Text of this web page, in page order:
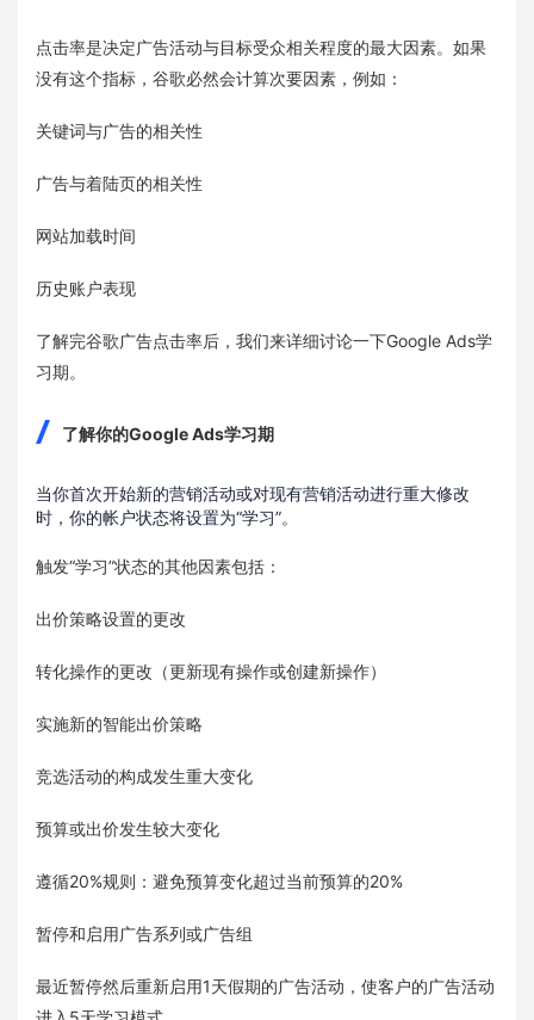
点击率是决定广告活动与目标受众相关程度的最大因素。如果
没有这个指标，谷歌必然会计算次要因素，例如：
关键词与广告的相关性
广告与着陆页的相关性
网站加载时间
历史账户表现
了解完谷歌广告点击率后，我们来详细讨论一下Google Ads学
习期。
了解你的Google Ads学习期
当你首次开始新的营销活动或对现有营销活动进行重大修改
时，你的帐户状态将设置为“学习”。
触发“学习”状态的其他因素包括：
出价策略设置的更改
转化操作的更改（更新现有操作或创建新操作）
实施新的智能出价策略
竞选活动的构成发生重大变化
预算或出价发生较大变化
遵循20%规则：避免预算变化超过当前预算的20%
暂停和启用广告系列或广告组
最近暂停然后重新启用1天假期的广告活动，使客户的广告活动